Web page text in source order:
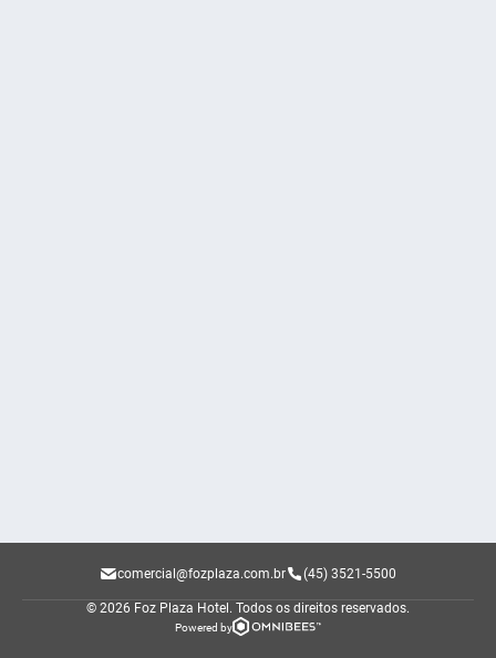
comercial@fozplaza.com.br (45) 3521-5500
© 2026 Foz Plaza Hotel. Todos os direitos reservados.
Powered by